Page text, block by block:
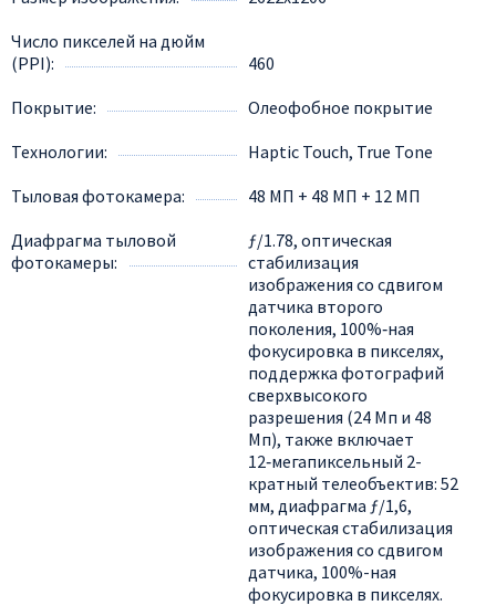
Число пикселей на дюйм
(PPI)
460
Покрытие
Олеофобное покрытие
Технологии
Haptic Touch, True Tone
Тыловая фотокамера
48 МП + 48 МП + 12 МП
Диафрагма тыловой
фотокамеры
ƒ/1.78, оптическая
стабилизация
изображения со сдвигом
датчика второго
поколения, 100%‑ная
фокусировка в пикселях,
поддержка фотографий
сверхвысокого
разрешения (24 Мп и 48
Мп), также включает
12‑мегапиксельный 2-
кратный телеобъектив: 52
мм, диафрагма ƒ/1,6,
оптическая стабилизация
изображения со сдвигом
датчика, 100%-ная
фокусировка в пикселях.